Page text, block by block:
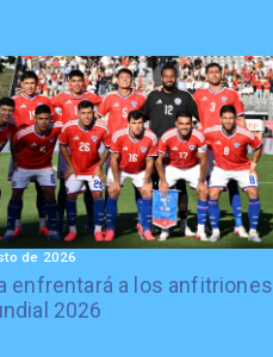
enfrentará a los anfitriones
2026
de 2026